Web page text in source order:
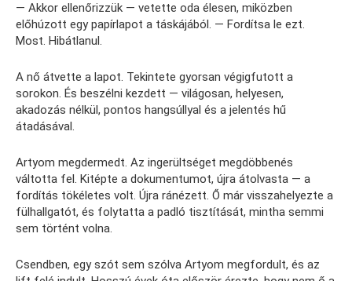
— Akkor ellenőrizzük — vetette oda élesen, miközben
előhúzott egy papírlapot a táskájából. — Fordítsa le ezt.
Most. Hibátlanul.
A nő átvette a lapot. Tekintete gyorsan végigfutott a
sorokon. És beszélni kezdett — világosan, helyesen,
akadozás nélkül, pontos hangsúllyal és a jelentés hű
átadásával.
Artyom megdermedt. Az ingerültséget megdöbbenés
váltotta fel. Kitépte a dokumentumot, újra átolvasta — a
fordítás tökéletes volt. Újra ránézett. Ő már visszahelyezte a
fülhallgatót, és folytatta a padló tisztítását, mintha semmi
sem történt volna.
Csendben, egy szót sem szólva Artyom megfordult, és az